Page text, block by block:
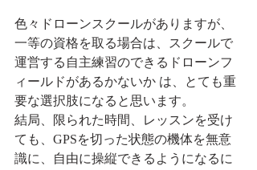
色々ドローンスクールがありますが、
一等の資格を取る場合は、スクールで
運営する自主練習のできるドローンフ
ィールドがあるかないか は、とても重
要な選択肢になると思います。
結局、限られた時間、レッスンを受け
ても、GPSを切った状態の機体を無意
識に、自由に操縦できるようになるに